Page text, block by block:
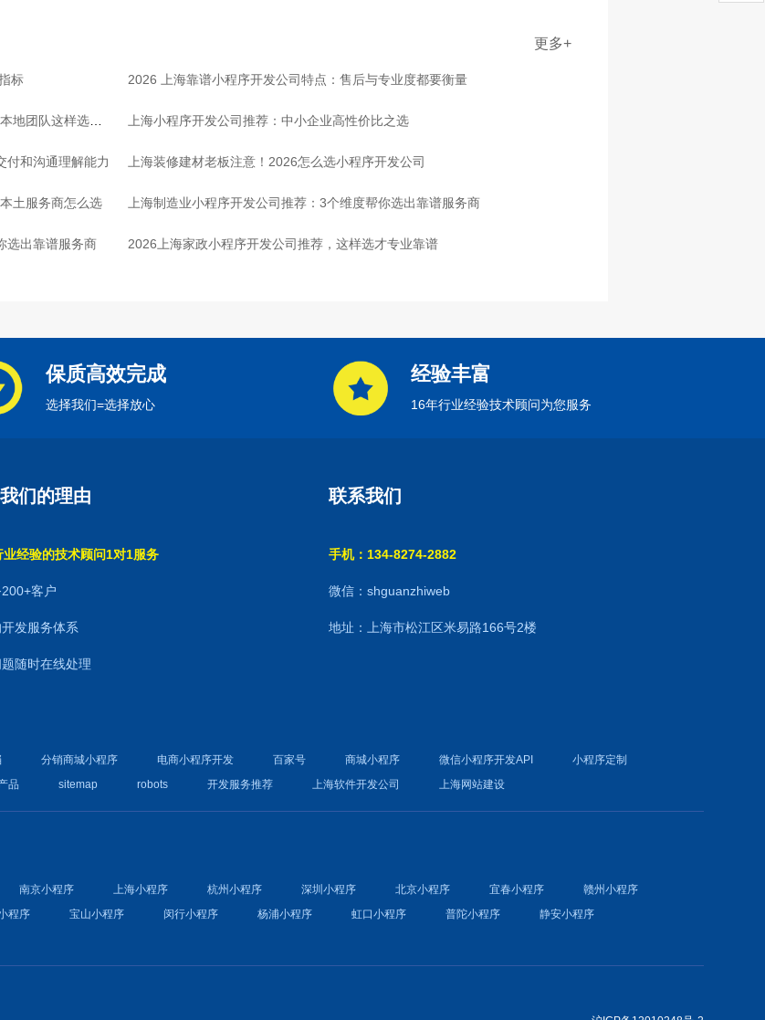
更多+
标 2026 上海靠谱小程序开发公司特点：售后与专业度都要衡量
地团队这样选放 上海小程序开发公司推荐：中小企业高性价比之选
付和沟通理解能力 上海装修建材老板注意！2026怎么选小程序开发公司
土服务商怎么选 上海制造业小程序开发公司推荐：3个维度帮你选出靠谱服务商
选出靠谱服务商 2026上海家政小程序开发公司推荐，这样选才专业靠谱
保质高效完成
选择我们=选择放心
经验丰富
16年行业经验技术顾问为您服务
们的理由
业经验的技术顾问1对1服务
客户
发服务体系
随时在线处理
联系我们
手机：134-8274-2882
微信：shguanzhiweb
地址：上海市松江区米易路166号2楼
分销商城小程序 电商小程序开发 百家号 商城小程序 微信小程序开发API
小程序定制
品 sitemap robots 开发服务推荐 上海软件开发公司 上海网站建设
南京小程序 上海小程序 杭州小程序 深圳小程序 北京小程序 宜春小程序
赣州小程序
程序 宝山小程序 闵行小程序 杨浦小程序 虹口小程序 普陀小程序
静安小程序